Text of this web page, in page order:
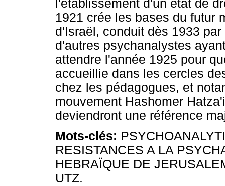
l'établissement d'un état de
1921 crée les bases du futur
d'Israël, conduit dès 1933
d'autres psychanalystes
attendre l'année 1925 pour
accueillie dans les cercles
chez les pédagogues, et
mouvement Hashomer
deviendront une référence
Mots-clés:
RESISTANCES A LA
HEBRAÏQUE DE
UTZ.